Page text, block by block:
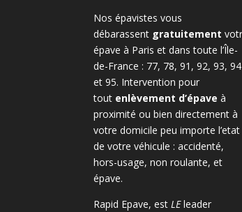
Nos épavistes vous
débarassent gratuitement
épave à Paris et dans toute l’Île-
de-France : 77, 78, 91, 92, 93, 94
et 95. Intervention pour
tout enlèvement d’épave à
proximité ou bien directement à
votre domicile peu importe l’etat
de votre véhicule : accidenté,
hors-usage, non roulante, et
épave.
Rapid Epave, est LEleader